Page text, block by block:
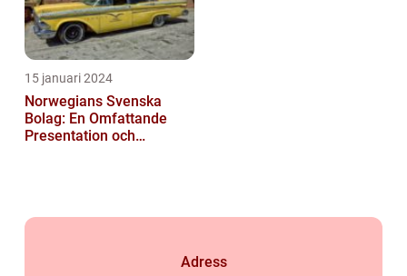
15 januari 2024
Norwegians Svenska
Bolag: En Omfattande
Presentation och
Adress